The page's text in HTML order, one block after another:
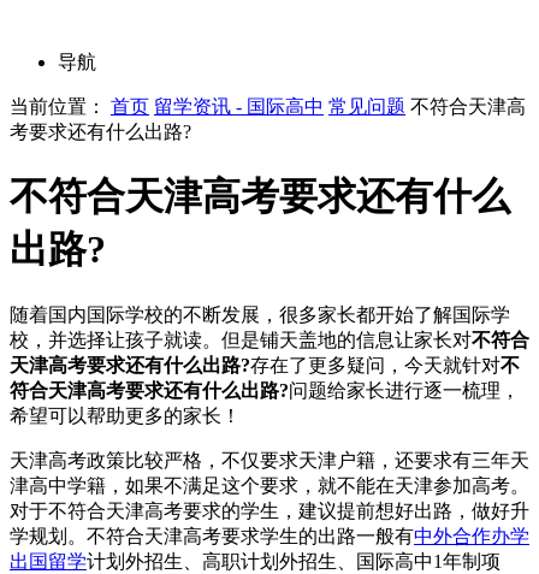
导航
当前位置： 首页 留学资讯 - 国际高中 常见问题 不符合天津高
考要求还有什么出路?
不符合天津高考要求还有什么
出路?
随着国内国际学校的不断发展，很多家长都开始了解国际学
校，并选择让孩子就读。但是铺天盖地的信息让家长对不符合
天津高考要求还有什么出路?存在了更多疑问，今天就针对不
符合天津高考要求还有什么出路?问题给家长进行逐一梳理，
希望可以帮助更多的家长！
天津高考政策比较严格，不仅要求天津户籍，还要求有三年天
津高中学籍，如果不满足这个要求，就不能在天津参加高考。
对于不符合天津高考要求的学生，建议提前想好出路，做好升
学规划。不符合天津高考要求学生的出路一般有中外合作办学
出国留学计划外招生、高职计划外招生、国际高中1年制项